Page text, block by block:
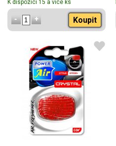
K dispozici 15 a více ks
Koupit